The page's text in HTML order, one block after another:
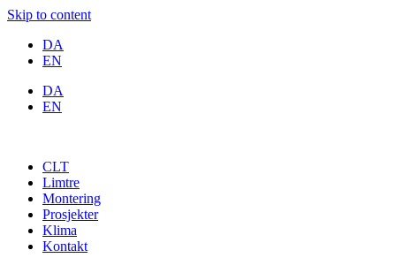
Skip to content
DA
EN
DA
EN
CLT
Limtre
Montering
Prosjekter
Klima
Kontakt